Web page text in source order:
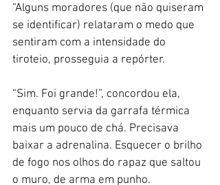
“Alguns moradores (que não quiseram
se identificar) relataram o medo que
sentiram com a intensidade do
tiroteio, prosseguia a repórter.
“Sim. Foi grande!”, concordou ela,
enquanto servia da garrafa térmica
mais um pouco de chá. Precisava
baixar a adrenalina. Esquecer o brilho
de fogo nos olhos do rapaz que saltou
o muro, de arma em punho.